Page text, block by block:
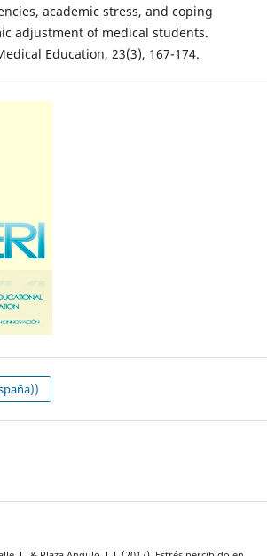
academic stress, and coping
adjustment of medical students.
Education, 23(3), 167-174.